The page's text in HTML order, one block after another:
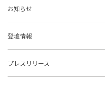
お知らせ
登壇情報
プレスリリース